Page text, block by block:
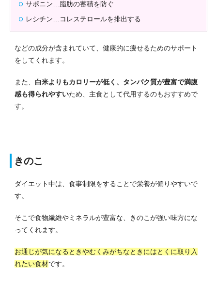
サポニン…脂肪の蓄積を防ぐ
レシチン…コレステロールを排出する
などの成分が含まれていて、健康的に痩せるためのサポート
をしてくれます。
また、 白米よりもカロリーが低く、タンパク質が豊富で満腹
感も得られやすいため、主食として代用するのもおすすめで
す。
きのこ
ダイエット中は、食事制限をすることで栄養が偏りやすいで
す。
そこで食物繊維やミネラルが豊富な、きのこが強い味方にな
ってくれます。
お通じが気になるときやむくみがちなときにはとくに取り入
れたい食材です。